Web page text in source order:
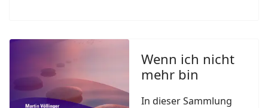
Wenn ich nicht
mehr bin
In dieser Sammlung